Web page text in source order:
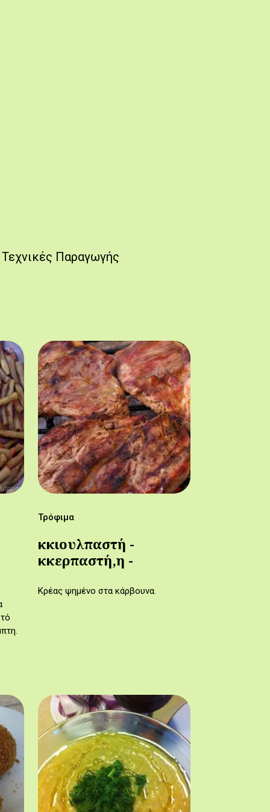
Τεχνικές Παραγωγής
Τρόφιμα
κκιουλπαστή -
κκερπαστή,η -
Κρέας ψημένο στα κάρβουνα.